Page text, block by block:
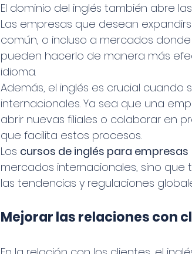
El dominio del inglés también abre
Las empresas que desean
común, o incluso a mercados
pueden hacerlo de manera más
idioma.
Además, el inglés es crucial
internacionales. Ya sea que una
abrir nuevas filiales o colaborar en
que facilita estos procesos.
Los cursos de inglés para empresas
mercados internacionales, sino
las tendencias y regulaciones
Mejorar las relaciones con